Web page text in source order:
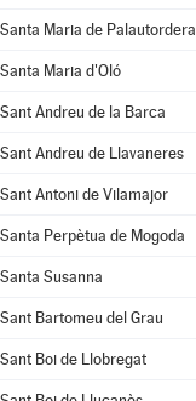
Santa Maria de Palautordera
Santa Maria d'Oló
Sant Andreu de la Barca
Sant Andreu de Llavaneres
Sant Antoni de Vilamajor
Santa Perpètua de Mogoda
Santa Susanna
Sant Bartomeu del Grau
Sant Boi de Llobregat